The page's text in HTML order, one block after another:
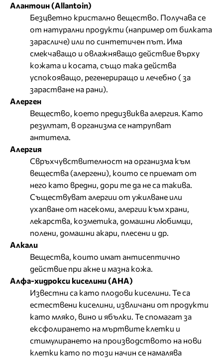
Алантоин (Allantoin)
Безцветно кристално вещество. Получава се
от натурални продукти (например от билката
зарасличе) или по синтетичен път. Има
смекчаващо и овлажняващо действие върху
кожата и косата, също така действа
успокояващо, регенериращо и лечебно ( за
зарастване на рани).
Алерген
Вещество, което предизвиква алергия. Като
резултат, в организма се натрупват
антитела.
Алергия
Свръхчувствителност на организма към
вещества (алергени), които се приемат от
него като вредни, дори те да не са такива.
Съществуват алергии от ужилване или
ухапване от насекоми, алергии към храни,
лекарства, козметика, домашни любимци,
полени, домашни акари, плесени и др.
Алкали
Вещества, които имат антисептично
действие при акне и мазна кожа.
Алфа-хидрокси киселини (AHA)
Известни са като плодови киселини. Те са
естествени киселини, извличани от продукти
като мляко, вино и ябълки. Те спомагат за
ексфолирането на мъртвите клетки и
стимулирането на производството на нови
клетки като по този начин се намалява